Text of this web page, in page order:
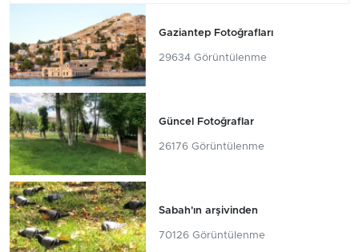
Gaziantep Fotoğrafları
29634 Görüntülenme
Güncel Fotoğraflar
26176 Görüntülenme
Sabah'ın arşivinden
70126 Görüntülenme